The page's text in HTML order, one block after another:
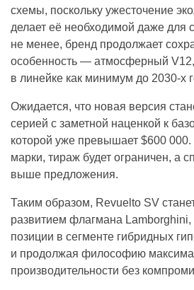
схемы, поскольку ужесточение
делает её необходимой даже для
не менее, бренд продолжает
особенность — атмосферный V12,
в линейке как минимум до 2030-х
Ожидается, что новая версия
серией с заметной наценкой к
которой уже превышает $600
марки, тираж будет ограничен, а
выше предложения.
Таким образом, Revuelto SV
развитием флагмана Lamborghini,
позиции в сегменте гибридных
и продолжая философию
производительности без